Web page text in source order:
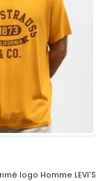
logo Homme LEVI'S